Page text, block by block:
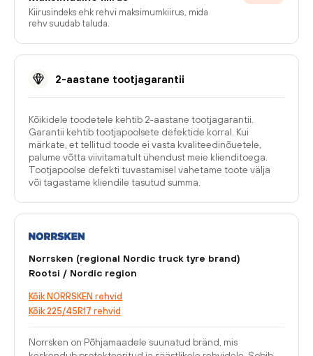
Kiirusindeks ehk rehvi maksimumkiirus, mida
rehv suudab taluda.
2-aastane tootjagarantii
Kõikidele toodetele kehtib 2-aastane tootjagarantii.
Garantii kehtib tootjapoolsete defektide korral. Kui
märkate, et tellitud toode ei vasta kvaliteedinõuetele,
palume võtta viivitamatult ühendust meie klienditoega.
Tootjapoolse defekti tuvastamisel vahetame toote välja
või tagastame kliendile tasutud summa.
Norrsken (regional Nordic truck tyre brand)
Rootsi / Nordic region
Kõik NORRSKEN rehvid
Kõik 225/45R17 rehvid
Norrsken on Põhjamaadele suunatud bränd, mis